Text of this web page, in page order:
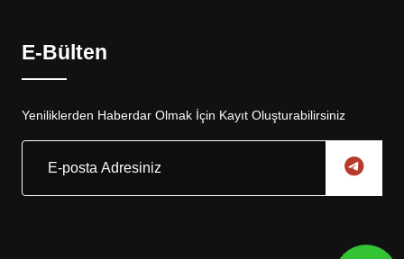
E-Bülten
Yeniliklerden Haberdar Olmak İçin Kayıt Oluşturabilirsiniz